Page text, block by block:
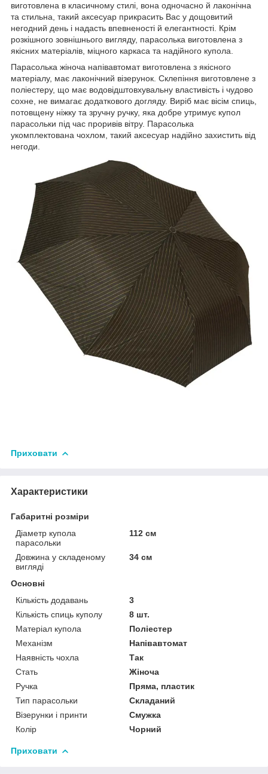
виготовлена в класичному стилі, вона одночасно й лаконічна
та стильна, такий аксесуар прикрасить Вас у дощовитий
негодний день і надасть впевненості й елегантності. Крім
розкішного зовнішнього вигляду, парасолька виготовлена з
якісних матеріалів, міцного каркаса та надійного купола.
Парасолька жіноча напівавтомат виготовлена з якісного
матеріалу, має лаконічний візерунок. Склепіння виготовлене з
поліестеру, що має водовідштовхувальну властивість і чудово
сохне, не вимагає додаткового догляду. Виріб має вісім спиць,
потовщену ніжку та зручну ручку, яка добре утримує купол
парасольки під час проривів вітру. Парасолька
укомплектована чохлом, такий аксесуар надійно захистить від
негоди.
Приховати
Характеристики
Габаритні розміри
Діаметр купола
парасольки
112 см
Довжина у складеному
вигляді
34 см
Основні
Кількість додавань
3
Кількість спиць куполу
8 шт.
Матеріал купола
Поліестер
Механізм
Напівавтомат
Наявність чохла
Так
Стать
Жіноча
Ручка
Пряма, пластик
Тип парасольки
Складаний
Візерунки і принти
Смужка
Колір
Чорний
Приховати